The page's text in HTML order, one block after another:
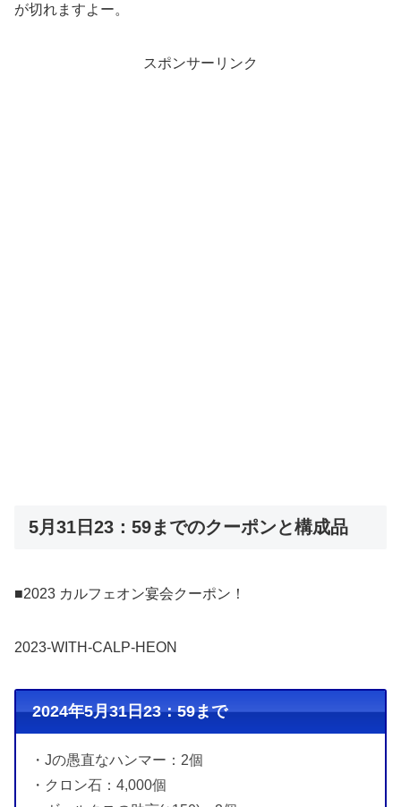
が切れますよー。
スポンサーリンク
5月31日23：59までのクーポンと構成品
■2023 カルフェオン宴会クーポン！
2023-WITH-CALP-HEON
2024年5月31日23：59まで
・Jの愚直なハンマー：2個
・クロン石：4,000個